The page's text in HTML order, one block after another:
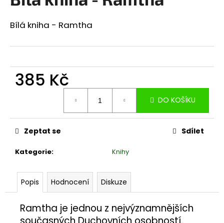
z
5
Bílá kniha - Ramtha
385 Kč
DO KOŠÍKU
Kategorie: Knihy
Zeptat se Sdílet
Popis Hodnocení Diskuze
Ramtha je jednou z nejvýznamnějších
j
?
HLEDAT
o